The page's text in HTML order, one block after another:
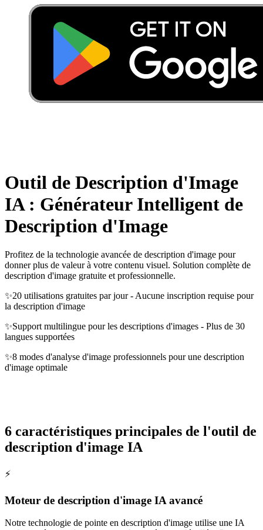
Outil de Description d'Image
IA : Générateur Intelligent de
Description d'Image
Profitez de la technologie avancée de description d'image pour
donner plus de valeur à votre contenu visuel. Solution complète de
description d'image gratuite et professionnelle.
✨20 utilisations gratuites par jour - Aucune inscription requise pour
la description d'image
✨Support multilingue pour les descriptions d'images - Plus de 30
langues supportées
✨8 modes d'analyse d'image professionnels pour une description
d'image optimale
6 caractéristiques principales de l'outil de
description d'image IA
⚡️
Moteur de description d'image IA avancé
Notre technologie de pointe en description d'image utilise une IA